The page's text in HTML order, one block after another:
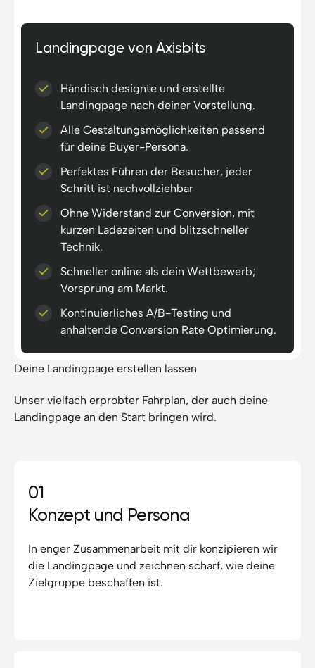
Landingpage von Axisbits
Händisch designte und erstellte
Landingpage nach deiner Vorstellung.
Alle Gestaltungsmöglichkeiten passend
für deine Buyer-Persona.
Perfektes Führen der Besucher, jeder
Schritt ist nachvollziehbar
Ohne Widerstand zur Conversion, mit
kurzen Ladezeiten und blitzschneller
Technik.
Schneller online als dein Wettbewerb;
Vorsprung am Markt.
Kontinuierliches A/B-Testing und
anhaltende Conversion Rate Optimierung.
Deine Landingpage erstellen lassen
Unser vielfach erprobter Fahrplan, der auch deine
Landingpage an den Start bringen wird.
01
Konzept und Persona
In enger Zusammenarbeit mit dir konzipieren wir
die Landingpage und zeichnen scharf, wie deine
Zielgruppe beschaffen ist.